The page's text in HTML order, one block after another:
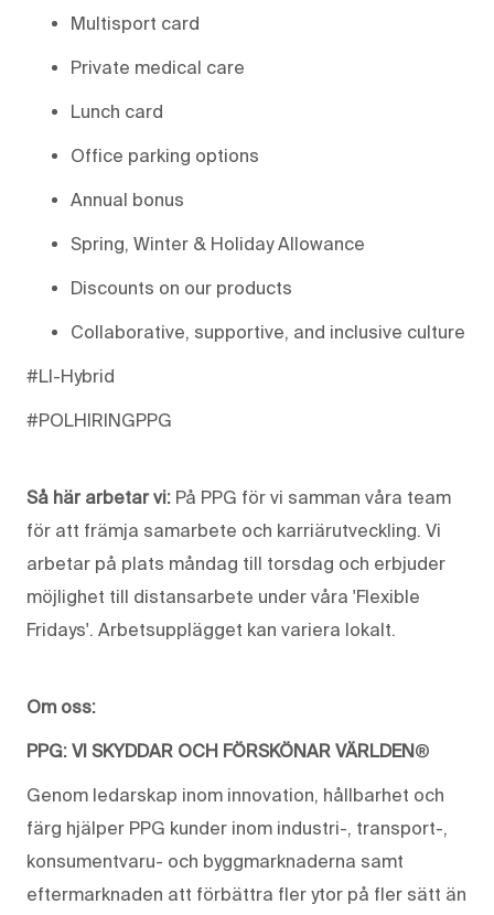
Multisport card
Private medical care
Lunch card
Office parking options
Annual bonus
Spring, Winter & Holiday Allowance
Discounts on our products
Collaborative, supportive, and inclusive culture
#LI-Hybrid
#POLHIRINGPPG
Så här arbetar vi: På PPG för vi samman våra team
för att främja samarbete och karriärutveckling. Vi
arbetar på plats måndag till torsdag och erbjuder
möjlighet till distansarbete under våra 'Flexible
Fridays'. Arbetsupplägget kan variera lokalt.
Om oss:
PPG: VI SKYDDAR OCH FÖRSKÖNAR VÄRLDEN®
Genom ledarskap inom innovation, hållbarhet och
färg hjälper PPG kunder inom industri-, transport-,
konsumentvaru- och byggmarknaderna samt
eftermarknaden att förbättra fler ytor på fler sätt än